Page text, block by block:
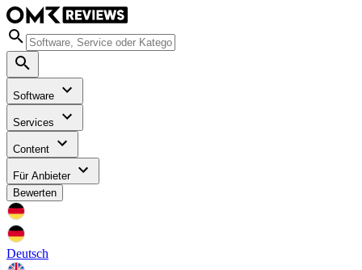
Software
Services
Content
Für Anbieter
Bewerten
Deutsch